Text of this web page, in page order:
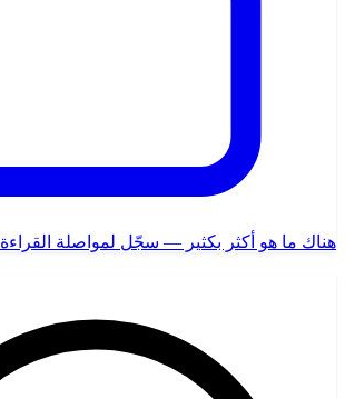
هناك ما هو أكثر بكثير — سجّل لمواصلة القراءة